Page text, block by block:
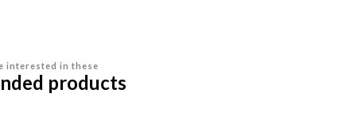
interested in these
products